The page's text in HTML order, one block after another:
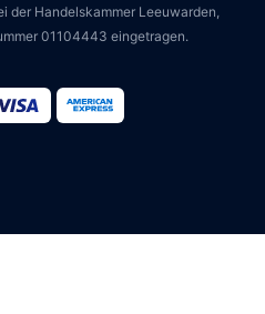
der Handelskammer Leeuwarden,
01104443 eingetragen.